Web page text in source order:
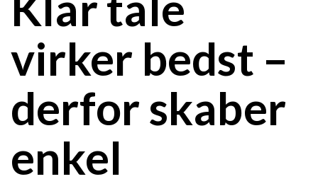
virker bedst –
derfor skaber
enkel